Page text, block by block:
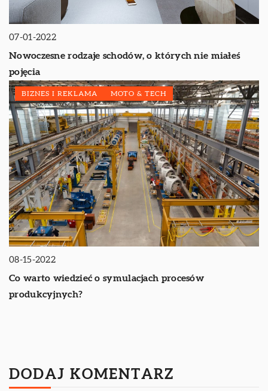
07-01-2022
Nowoczesne rodzaje schodów, o których nie miałeś
pojęcia
BIZNES I REKLAMA MOTO & TECH
08-15-2022
Co warto wiedzieć o symulacjach procesów
produkcyjnych?
DODAJ KOMENTARZ